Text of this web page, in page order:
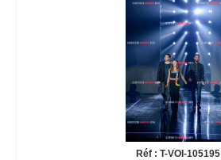
Réf : T-VOI-105195